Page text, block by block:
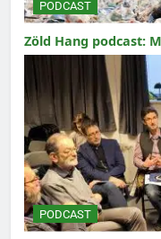
PODCAST
Zöld Hang podcast:
PODCAST